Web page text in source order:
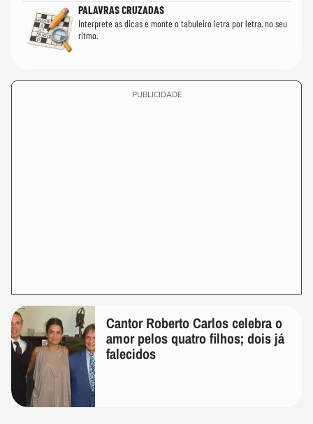
PALAVRAS CRUZADAS
Interprete as dicas e monte o tabuleiro letra por letra, no seu
ritmo.
PUBLICIDADE
Cantor Roberto Carlos celebra o
amor pelos quatro filhos; dois já
falecidos